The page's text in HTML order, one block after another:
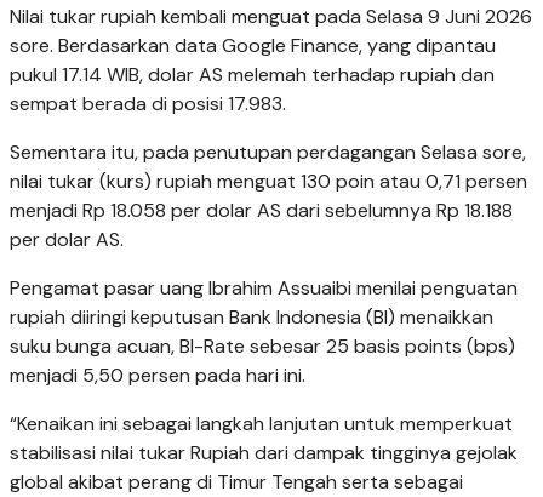
Nilai tukar rupiah kembali menguat pada Selasa 9 Juni 2026
sore. Berdasarkan data Google Finance, yang dipantau
pukul 17.14 WIB, dolar AS melemah terhadap rupiah dan
sempat berada di posisi 17.983.
Sementara itu, pada penutupan perdagangan Selasa sore,
nilai tukar (kurs) rupiah menguat 130 poin atau 0,71 persen
menjadi Rp 18.058 per dolar AS dari sebelumnya Rp 18.188
per dolar AS.
Pengamat pasar uang Ibrahim Assuaibi menilai penguatan
rupiah diiringi keputusan Bank Indonesia (BI) menaikkan
suku bunga acuan, BI-Rate sebesar 25 basis points (bps)
menjadi 5,50 persen pada hari ini.
“Kenaikan ini sebagai langkah lanjutan untuk memperkuat
stabilisasi nilai tukar Rupiah dari dampak tingginya gejolak
global akibat perang di Timur Tengah serta sebagai